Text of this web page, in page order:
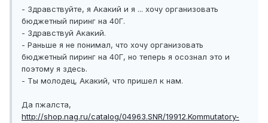
- Здравствуйте, я Акакий и я ... хочу организовать
бюджетный пиринг на 40Г.
- Здравствуй Акакий.
- Раньше я не понимал, что хочу организовать
бюджетный пиринг на 40Г, но теперь я осознал это и
поэтому я здесь.
- Ты молодец, Акакий, что пришел к нам.
Да пжалста,
http://shop.nag.ru/catalog/04963.SNR/19912.Kommutatory-